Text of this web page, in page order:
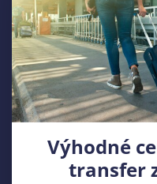
Výhodné
transfer